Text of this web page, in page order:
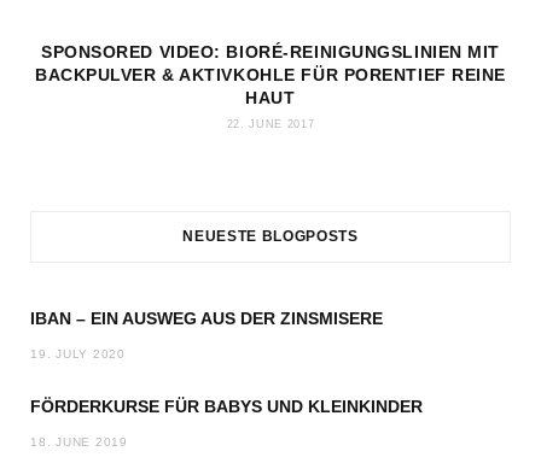
SPONSORED VIDEO: BIORÉ-REINIGUNGSLINIEN MIT
BACKPULVER & AKTIVKOHLE FÜR PORENTIEF REINE
HAUT
22. JUNE 2017
NEUESTE BLOGPOSTS
IBAN – EIN AUSWEG AUS DER ZINSMISERE
19. JULY 2020
FÖRDERKURSE FÜR BABYS UND KLEINKINDER
18. JUNE 2019